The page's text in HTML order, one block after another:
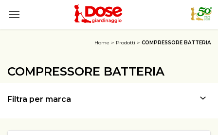
Home Prodotti COMPRESSORE BATTERIA
COMPRESSORE BATTERIA
Filtra per marca